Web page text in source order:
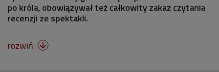
po króla, obowiązywał też całkowity zakaz czytania
recenzji ze spektakli.
rozwiń 